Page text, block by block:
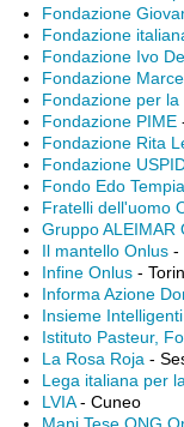
Fondazione
Fondazione
Fondazione Ivo
Fondazione
Fondazione per
Fondazione PIME
Fondazione Rita
Fondazione
Fondo Edo Tempia
Fratelli dell'uomo
Gruppo ALEIMAR
Il mantello Onlus -
Infine Onlus -
Informa Azione
Insieme Intelligenti
Istituto Pasteur,
La Rosa Roja -
Lega italiana per
LVIA- Cuneo